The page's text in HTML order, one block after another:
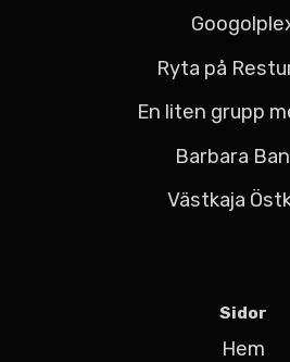
Ryta på
En liten grupp
Barbara
Västkaja
Sidor
Hem